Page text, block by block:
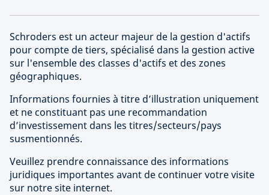
Schroders est un acteur majeur de la gestion d'actifs
pour compte de tiers, spécialisé dans la gestion active
sur l'ensemble des classes d'actifs et des zones
géographiques.
Informations fournies à titre d’illustration uniquement
et ne constituant pas une recommandation
d’investissement dans les titres/secteurs/pays
susmentionnés.
Veuillez prendre connaissance des informations
juridiques importantes avant de continuer votre visite
sur notre site internet.